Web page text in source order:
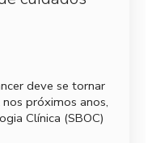
deve se tornar
próximos anos,
Clínica (SBOC)